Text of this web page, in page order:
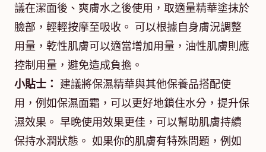
議在潔面後、爽膚水之後使用，取適量精華塗抹於
臉部，輕輕按摩至吸收。 可以根據自身膚況調整
用量，乾性肌膚可以適當增加用量，油性肌膚則應
控制用量，避免造成負擔。
小貼士： 建議將保濕精華與其他保養品搭配使
用，例如保濕面霜，可以更好地鎖住水分，提升保
濕效果。 早晚使用效果更佳，可以幫助肌膚持續
保持水潤狀態。 如果你的肌膚有特殊問題，例如